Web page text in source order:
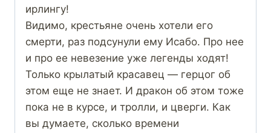
ирлингу!
Видимо, крестьяне очень хотели его
смерти, раз подсунули ему Исабо. Про нее
и про ее невезение уже легенды ходят!
Только крылатый красавец — герцог об
этом еще не знает. И дракон об этом тоже
пока не в курсе, и тролли, и цверги. Как
вы думаете, сколько времени